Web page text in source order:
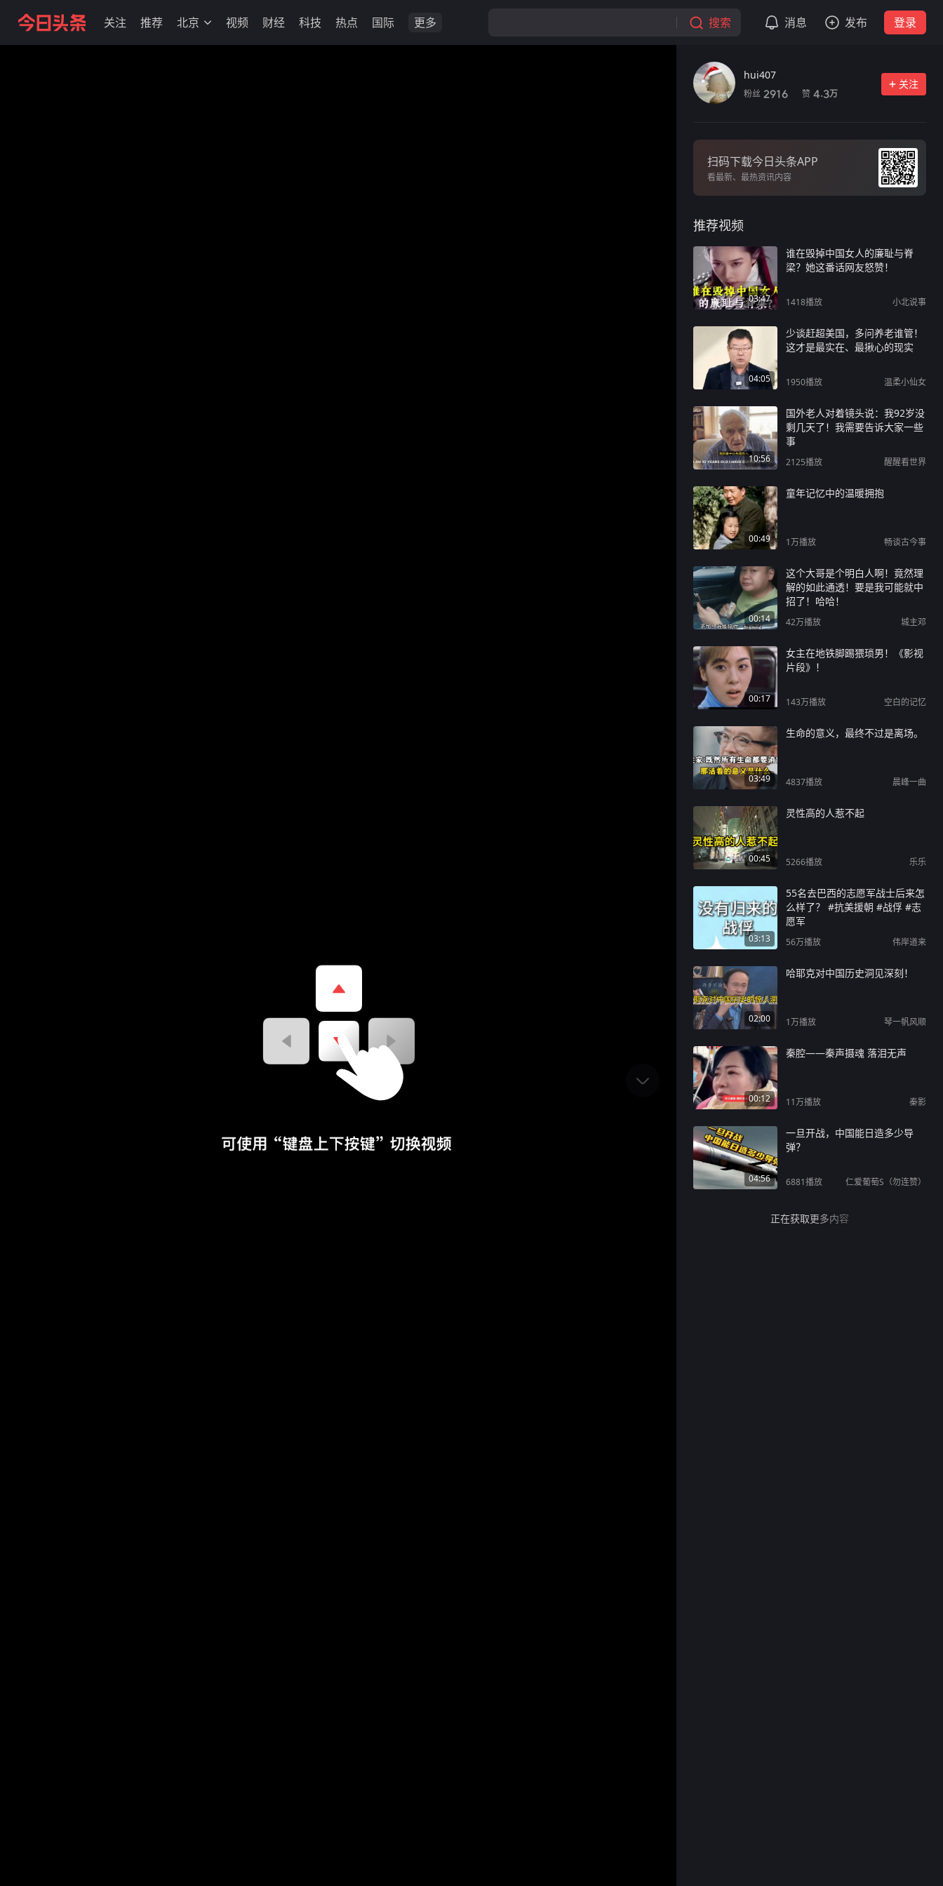
关注 推荐 北京 视频 财经 科技 热点 国际 更多 搜索 消息 发布 登录
hui407
粉丝 2916 赞 4.3万
关注
扫码下载今日头条APP
看最新、最热资讯内容
推荐视频
03:47
谁在毁掉中国女人的廉耻与脊
梁？她这番话网友怒赞！
1418播放 小北说事
04:05
少谈赶超美国，多问养老谁管！
这才是最实在、最揪心的现实
1950播放 温柔小仙女
10:56
国外老人对着镜头说：我92岁没
剩几天了！我需要告诉大家一些
事
2125播放 醒醒看世界
00:49
童年记忆中的温暖拥抱
1万播放 畅谈古今事
00:14
这个大哥是个明白人啊！竟然理
解的如此通透！要是我可能就中
招了！哈哈！
42万播放 城主邓
00:17
女主在地铁脚踢猥琐男！《影视
片段》！
143万播放 空白的记忆
03:49
生命的意义，最终不过是离场。
4837播放 晨峰一曲
00:45
灵性高的人惹不起
5266播放 乐乐
03:13
55名去巴西的志愿军战士后来怎
么样了？ #抗美援朝 #战俘 #志
愿军
56万播放 伟岸道来
02:00
哈耶克对中国历史洞见深刻！
1万播放 琴一帆风顺
00:12
秦腔——秦声摄魂 落泪无声
11万播放 秦影
04:56
一旦开战，中国能日造多少导
弹？
6881播放 仁爱葡萄S（勿连赞）
正在获取更多内容